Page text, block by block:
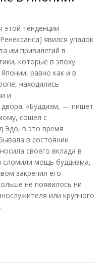
этой тенденции
явился упадок
им привилегий в
которые в эпоху
равно как и в
находились
и
«Буддизм, — пишет
сошел с
Эдо, в это время
в состоянии
своего вклада в
сломили мощь буддизма,
закрепил его
не появилось ни
или крупного